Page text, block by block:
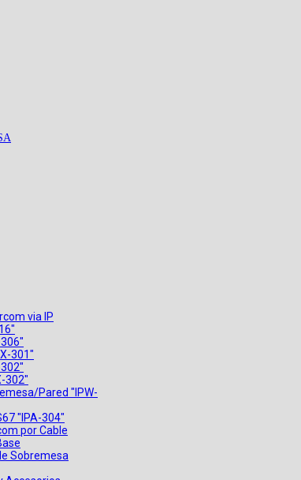
via IP
301"
302"
Pared "IPW-
"IPA-304"
por Cable
Sobremesa